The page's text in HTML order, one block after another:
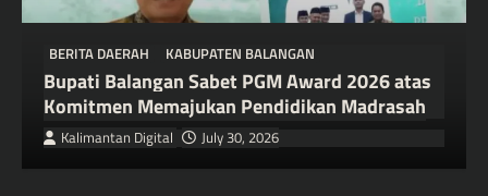
BERITA DAERAH KABUPATEN BALANGAN
Bupati Balangan Sabet PGM Award 2026 atas
Komitmen Memajukan Pendidikan Madrasah
Kalimantan Digital July 30, 2026